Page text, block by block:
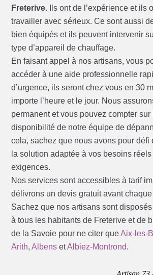
Freterive. Ils ont de l’expérience et ils
travailler avec sérieux. Ce sont aussi
bien équipés et ils peuvent intervenir
type d’appareil de chauffage.
En faisant appel à nos artisans, vous
accéder à une aide professionnelle
d’urgence, ils seront chez vous en 30
importe l’heure et le jour. Nous
permanent et vous pouvez compter sur
disponibilité de notre équipe de
cela, sachez que nous avons pour défi
la solution adaptée à vos besoins
exigences.
Nos services sont accessibles à tarif
délivrons un devis gratuit avant
Sachez que nos artisans sont
à tous les habitants de Freterive et de
de la Savoie pour ne citer queAix-les-
Arith,Albens etAlbiez-Montrond.